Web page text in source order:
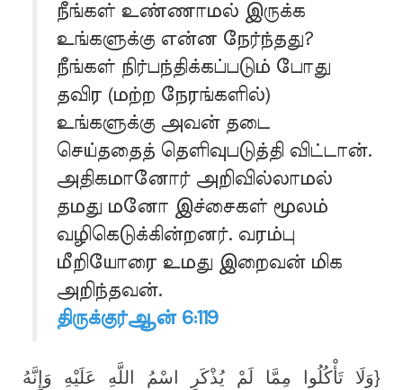
நீங்கள் உண்ணாமல் இருக்க
உங்களுக்கு என்ன நேர்ந்தது?
நீங்கள் நிர்பந்திக்கப்படும் போது
தவிர (மற்ற நேரங்களில்)
உங்களுக்கு அவன் தடை
செய்ததைத் தெளிவுபடுத்தி விட்டான்.
அதிகமானோர் அறிவில்லாமல்
தமது மனோ இச்சைகள் மூலம்
வழிகெடுக்கின்றனர். வரம்பு
மீறியோரை உமது இறைவன் மிக
அறிந்தவன்.
திருக்குர்ஆன் 6:119
{وَلَا تَأْكُلُوا مِمَّا لَمْ يُذْكَرِ اسْمُ اللَّهِ عَلَيْهِ وَإِنَّهُ